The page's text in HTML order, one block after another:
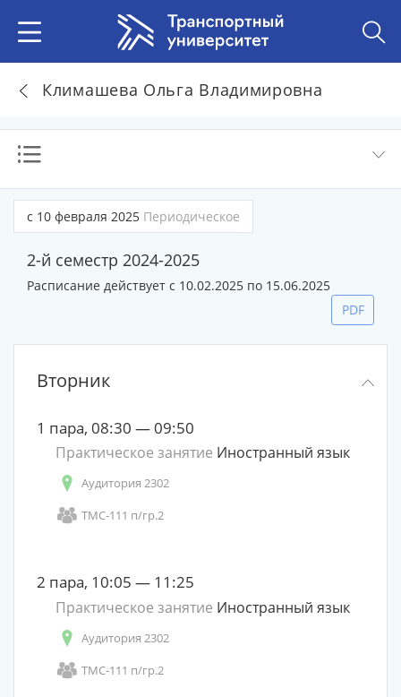
Климашева Ольга Владимировна
с 10 февраля 2025 Периодическое
2-й семестр 2024-2025
Расписание действует с 10.02.2025 по 15.06.2025
PDF
Вторник
1 пара, 08:30 — 09:50
Практическое занятие Иностранный язык
Аудитория 2302
ТМС-111 п/гр.2
2 пара, 10:05 — 11:25
Практическое занятие Иностранный язык
Аудитория 2302
ТМС-111 п/гр.2